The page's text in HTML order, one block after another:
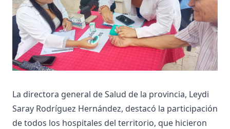
La directora general de Salud de la provincia, Leydi
Saray Rodríguez Hernández, destacó la participación
de todos los hospitales del territorio, que hicieron